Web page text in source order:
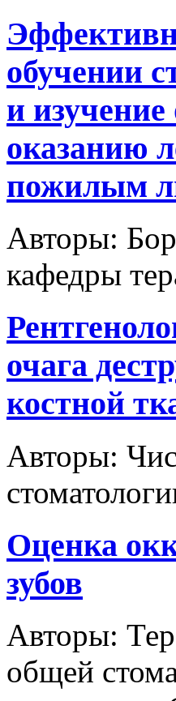
обучении
и
оказанию
пожилым
Авторы:
кафедры
очага
костной
Авторы:
Оценка
зубов
Авторы:
общей